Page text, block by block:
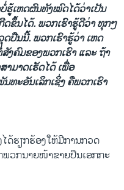
ບໍ່​ຮູ້ເຫດຜົນ​ທັງ​ໝົດໄດ້​ວ່າ​ເປັນ
ດ​ຂຶ້ນ​ໄດ້. ພວກ​ເຮົາ​ຮູ້​ດີ​ວ່າ ທຸກໆ​
ປືນ​ນີ້. ພວກ​ເຮົາ​ຮູ້​ວ່າ ​ເຫດ​
ຄົມ​ຂອງ​ພວກ​ເຮົາ ​ແລະ ຖ້າ​
າມາດ​ເຮັດໄດ້ ເພື່ອ​
ທະ​ອັນ​ເລິກ​ເຊິ່ງ ຄື​ພວກ​ເຮົາ​
ດ້​ຮຽກຮ້ອງ​ໃຫ້​ມີ​ການກວດ​
ວກ​ນາຍ​ໜ້າ​ຂາຍ​ປືນເອກ​ກະ​